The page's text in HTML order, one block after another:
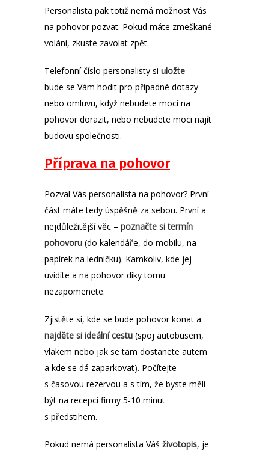
Personalista pak totiž nemá možnost Vás
na pohovor pozvat. Pokud máte zmeškané
volání, zkuste zavolat zpět.
Telefonní číslo personalisty si uložte –
bude se Vám hodit pro případné dotazy
nebo omluvu, když nebudete moci na
pohovor dorazit, nebo nebudete moci najít
budovu společnosti.
Příprava na pohovor
Pozval Vás personalista na pohovor? První
část máte tedy úspěšně za sebou. První a
nejdůležitější věc – poznačte si termín
pohovoru (do kalendáře, do mobilu, na
papírek na ledničku). Kamkoliv, kde jej
uvidíte a na pohovor díky tomu
nezapomenete.
Zjistěte si, kde se bude pohovor konat a
najděte si ideální cestu (spoj autobusem,
vlakem nebo jak se tam dostanete autem
a kde se dá zaparkovat). Počítejte
s časovou rezervou a s tím, že byste měli
být na recepci firmy 5-10 minut
s předstihem.
Pokud nemá personalista Váš životopis, je